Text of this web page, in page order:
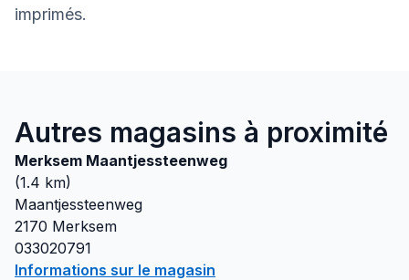
imprimés.
Autres magasins à proximité
Merksem Maantjessteenweg
(1.4 km)
Maantjessteenweg
2170 Merksem
033020791
Informations sur le magasin